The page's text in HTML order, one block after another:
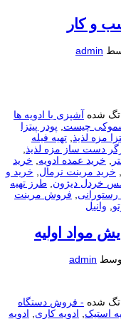
و کار
admin
تگ شده آشپزی با ادویه ها
چیست, پودر پیتزا
مزه لذیذ, تهیه فیله
دست ساز مزه لذیذ,
, خرید عمده ادویه, خرید
, خرید مرینت نرمال, خرید و
خردل دیژون, طرز تهیه
, فروش مرینت
, وانیل
مواد اولیه
admin
تگ شده - فروش دستگاه
استیک ادویه کاری ادویه